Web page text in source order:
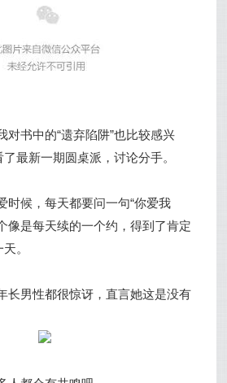
对书中的“遗弃陷阱”也比较感兴
最新一期圆桌派，讨论分手。
时候，每天都要问一句“你爱我
像是每天续的一个约，得到了肯定
。
长男性都很惊讶，直言她这是没有